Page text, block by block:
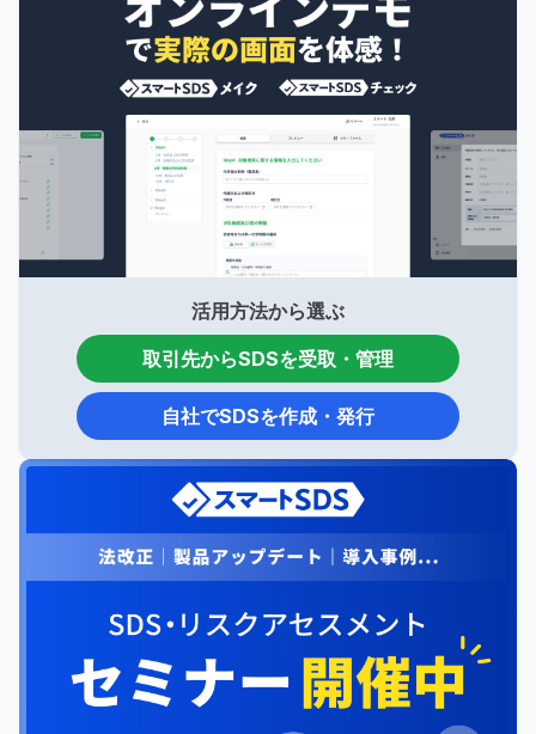
活用方法から選ぶ
取引先からSDSを受取・管理
自社でSDSを作成・発行